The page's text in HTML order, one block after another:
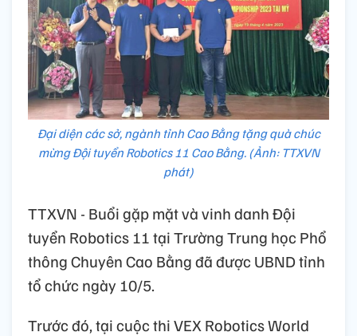
Đại diện các sở, ngành tỉnh Cao Bằng tặng quà chúc
mừng Đội tuyển Robotics 11 Cao Bằng. (Ảnh: TTXVN
phát)
TTXVN - Buổi gặp mặt và vinh danh Đội
tuyển Robotics 11 tại Trường Trung học Phổ
thông Chuyên Cao Bằng đã được UBND tỉnh
tổ chức ngày 10/5.
Trước đó, tại cuộc thi VEX Robotics World